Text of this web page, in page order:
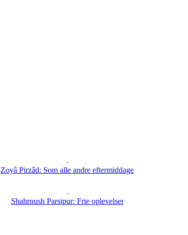
Zoyâ Pirzâd: Som alle andre eftermiddage
Shahrnush Parsipur: Frie oplevelser